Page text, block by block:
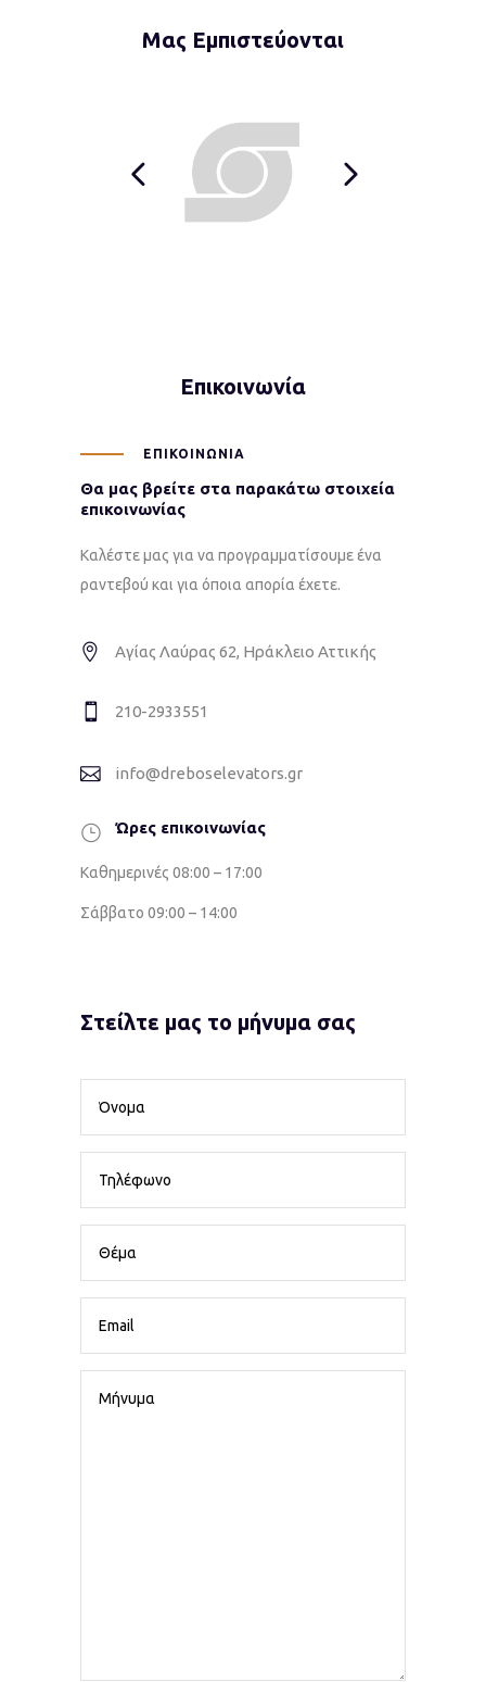
Μας Εμπιστεύονται
Επικοινωνία
ΕΠΙΚΟΙΝΩΝΊΑ
Θα μας βρείτε στα παρακάτω στοιχεία
επικοινωνίας
Καλέστε μας για να προγραμματίσουμε ένα
ραντεβού και για όποια απορία έχετε.
Αγίας Λαύρας 62, Ηράκλειο Αττικής
210-2933551
info@dreboselevators.gr
Ώρες επικοινωνίας
Καθημερινές 08:00 – 17:00
Σάββατο 09:00 – 14:00
Στείλτε μας το μήνυμα σας